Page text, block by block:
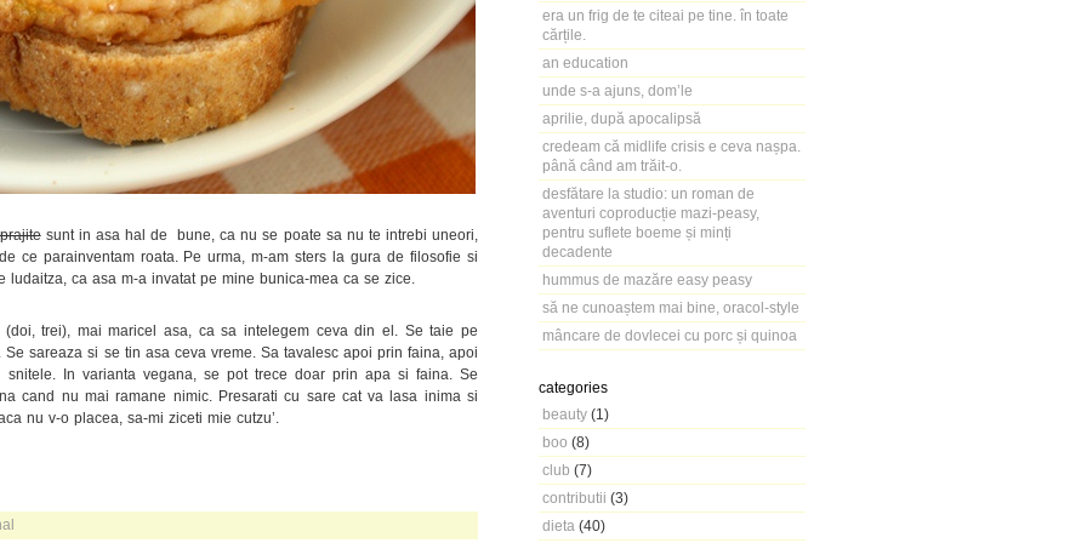
era un frig de te citeai pe tine. în toate
cărțile.
an education
unde s-a ajuns, dom’le
aprilie, după apocalipsă
credeam că midlife crisis e ceva nașpa.
până când am trăit-o.
desfătare la studio: un roman de
aventuri coproducție mazi-peasy,
pentru suflete boeme și minți
decadente
hummus de mazăre easy peasy
să ne cunoaștem mai bine, oracol-style
mâncare de dovlecei cu porc și quinoa
categories
beauty (1)
boo (8)
club (7)
contributii (3)
dieta (40)
sunt in asa hal de bune, ca nu se poate sa nu te intrebi uneori,
ce parainventam roata. Pe urma, m-am sters la gura de filosofie si
ludaitza, ca asa m-a invatat pe mine bunica-mea ca se zice.
trei), mai maricel asa, ca sa intelegem ceva din el. Se taie pe
sareaza si se tin asa ceva vreme. Sa tavalesc apoi prin faina, apoi
In varianta vegana, se pot trece doar prin apa si faina. Se
cand nu mai ramane nimic. Presarati cu sare cat va lasa inima si
nu v-o placea, sa-mi ziceti mie cutzu’.